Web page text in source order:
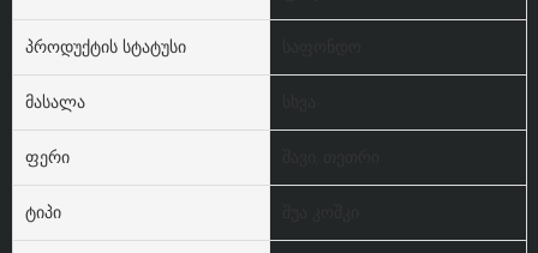
Პროდუქტის Სტატუსი
Მასალა
Ფერი
Ტიპი